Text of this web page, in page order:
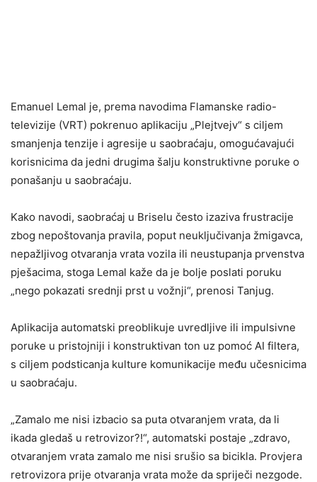
Emanuel Lemal je, prema navodima Flamanske radio-
televizije (VRT) pokrenuo aplikaciju „Plejtvejv“ s ciljem
smanjenja tenzije i agresije u saobraćaju, omogućavajući
korisnicima da jedni drugima šalju konstruktivne poruke o
ponašanju u saobraćaju.
Kako navodi, saobraćaj u Briselu često izaziva frustracije
zbog nepoštovanja pravila, poput neuključivanja žmigavca,
nepažljivog otvaranja vrata vozila ili neustupanja prvenstva
pješacima, stoga Lemal kaže da je bolje poslati poruku
„nego pokazati srednji prst u vožnji“, prenosi Tanjug.
Aplikacija automatski preoblikuje uvredljive ili impulsivne
poruke u pristojniji i konstruktivan ton uz pomoć AI filtera,
s ciljem podsticanja kulture komunikacije među učesnicima
u saobraćaju.
„Zamalo me nisi izbacio sa puta otvaranjem vrata, da li
ikada gledaš u retrovizor?!“, automatski postaje „zdravo,
otvaranjem vrata zamalo me nisi srušio sa bicikla. Provjera
retrovizora prije otvaranja vrata može da spriječi nezgode.